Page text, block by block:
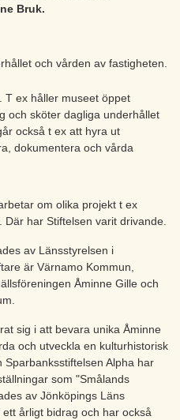
Bruk.
och vården av fastigheten.
T ex håller museet öppet
och sköter dagliga underhållet
också t ex att hyra ut
dokumentera och vårda
om olika projekt t ex
har Stiftelsen varit drivande.
av Länsstyrelsen i
är Värnamo Kommun,
Åminne Gille och
sig i att bevara unika Åminne
och utveckla en kulturhistorisk
Alpha har
som "Smålands
av Jönköpings Läns
årligt bidrag och har också